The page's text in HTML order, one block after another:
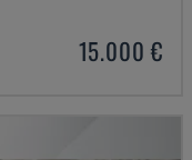
15.000 €